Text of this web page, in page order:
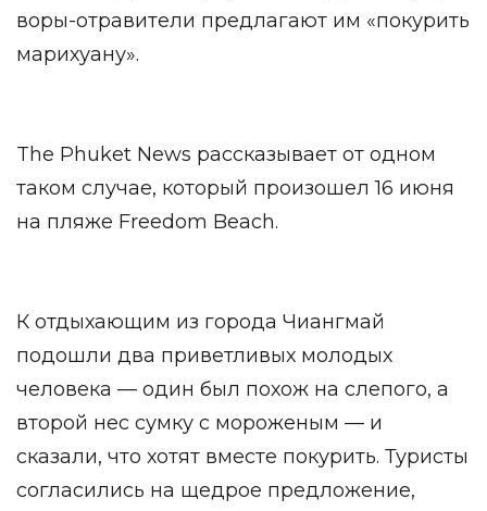
воры-отравители предлагают им «покурить
марихуану».
The Phuket News рассказывает от одном
таком случае, который произошел 16 июня
на пляже Freedom Beach.
К отдыхающим из города Чиангмай
подошли два приветливых молодых
человека — один был похож на слепого, а
второй нес сумку с мороженым — и
сказали, что хотят вместе покурить. Туристы
согласились на щедрое предложение,